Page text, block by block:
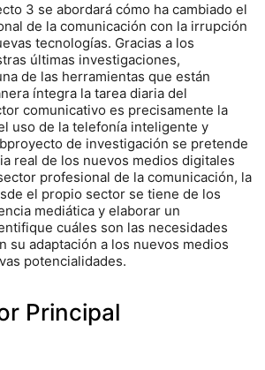
3 se abordará cómo ha cambiado el
de la comunicación con la irrupción
tecnologías. Gracias a los
últimas investigaciones,
de las herramientas que están
íntegra la tarea diaria del
comunicativo es precisamente la
uso de la telefonía inteligente y
de investigación se pretende
real de los nuevos medios digitales
profesional de la comunicación, la
el propio sector se tiene de los
mediática y elaborar un
cuáles son las necesidades
su adaptación a los nuevos medios
potencialidades.
Principal